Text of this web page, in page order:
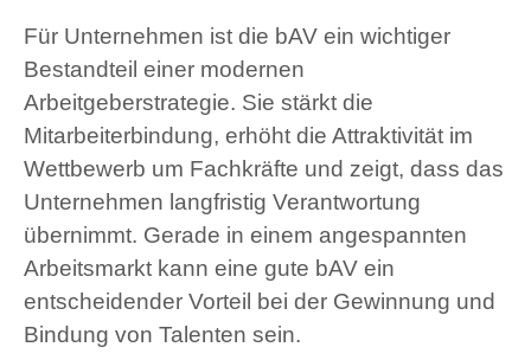
Für Unternehmen ist die bAV ein wichtiger
Bestandteil einer modernen
Arbeitgeberstrategie. Sie stärkt die
Mitarbeiterbindung, erhöht die Attraktivität im
Wettbewerb um Fachkräfte und zeigt, dass das
Unternehmen langfristig Verantwortung
übernimmt. Gerade in einem angespannten
Arbeitsmarkt kann eine gute bAV ein
entscheidender Vorteil bei der Gewinnung und
Bindung von Talenten sein.